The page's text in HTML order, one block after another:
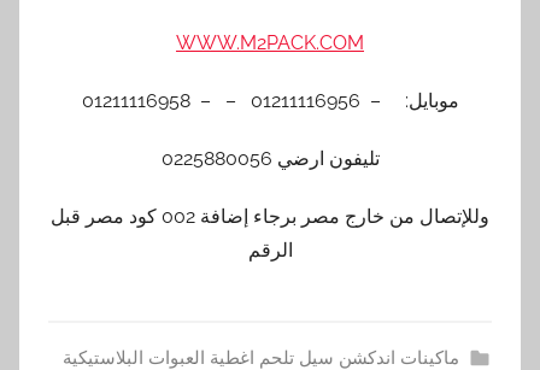
WWW.M2PACK.COM
موبايل: – 01211116956 – – 01211116958
تليفون ارضي 0225880056
وللإتصال من خارج مصر برجاء إضافة 002 كود مصر قبل
الرقم
ماكينات اندكشن سيل تلحم اغطية العبوات البلاستيكية